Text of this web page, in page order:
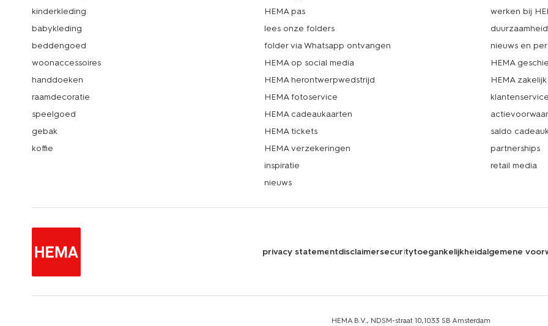
kinderkleding
babykleding
beddengoed
woonaccessoires
handdoeken
raamdecoratie
speelgoed
gebak
koffie
HEMA pas
lees onze folders
folder via Whatsapp ontvangen
HEMA op social media
HEMA herontwerpwedstrijd
HEMA fotoservice
HEMA cadeaukaarten
HEMA tickets
HEMA verzekeringen
inspiratie
nieuws
werken bij
duurzaamheid
nieuws en
HEMA
HEMA zakelijk
klantenservice
saldo
partnerships
retail media
privacy statementdisclaimersecuritytoegankelijkheidalgemene
HEMA B.V., NDSM-straat 10,1033 SB Amsterdam